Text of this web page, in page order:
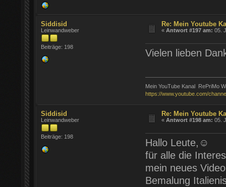
Siddisid
Leinwandweber
Beiträge: 198
Re: Mein Youtube
«Antwort #197 am: 05.
Vielen lieben
Mein YouTube Kanal RePriMo
https://www.youtube.com/
Siddisid
Leinwandweber
Beiträge: 198
Re: Mein Youtube
«Antwort #198 am: 05.
Hallo Leute,☺️
für alle die
mein neues
Bemalung